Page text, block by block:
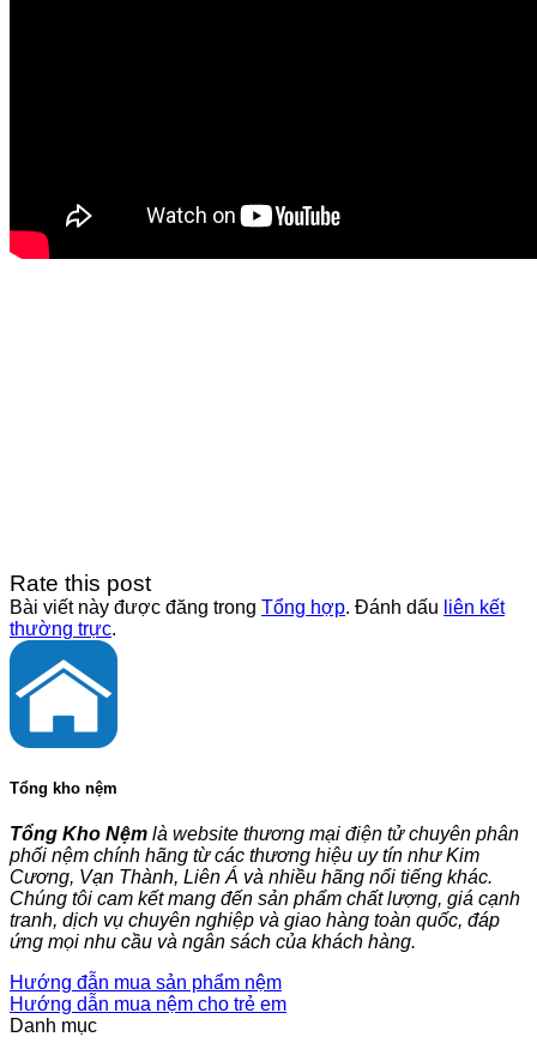
Rate this post
Bài viết này được đăng trong Tổng hợp. Đánh dấu liên kết
thường trực.
Tổng kho nệm
Tổng Kho Nệm là website thương mại điện tử chuyên phân
phối nệm chính hãng từ các thương hiệu uy tín như Kim
Cương, Vạn Thành, Liên Á và nhiều hãng nổi tiếng khác.
Chúng tôi cam kết mang đến sản phẩm chất lượng, giá cạnh
tranh, dịch vụ chuyên nghiệp và giao hàng toàn quốc, đáp
ứng mọi nhu cầu và ngân sách của khách hàng.
Hướng đẫn mua sản phẩm nệm
Hướng dẫn mua nệm cho trẻ em
Danh mục